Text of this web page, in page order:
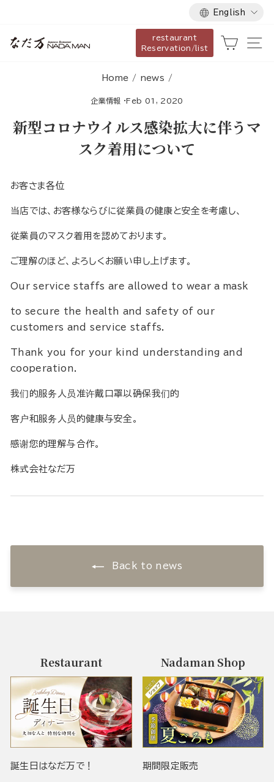
content
Language
English
restaurant
Reservation/list
Cart
Home / news /
企業情報 ·Feb 01, 2020
新型コロナウイルス感染拡大に伴うマ
スク着用について
お客さま各位
当店では、お客様ならびに従業員の健康と安全を考慮し、
従業員のマスク着用を認めております。
ご理解のほど、よろしくお願い申し上げます。
Our service staffs are allowed to wear a mask
to secure the health and safety of our
customers and service staffs.
Thank you for your kind understanding and
cooperation.
我们的服务人员准许戴口罩以确保我们的
客户和服务人员的健康与安全。
感谢您的理解与合作。
株式会社なだ万
Back to news
Restaurant
誕生日はなだ万で！
Nadaman Shop
期間限定販売